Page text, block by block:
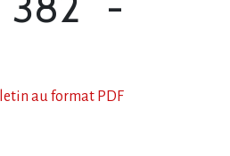
au format PDF